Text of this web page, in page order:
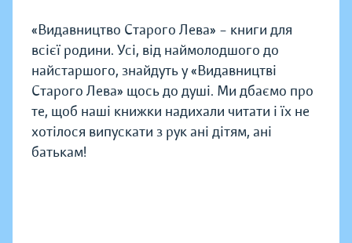
«Видавництво Старого Лева» – книги для
всієї родини. Усі, від наймолодшого до
найстаршого, знайдуть у «Видавництві
Старого Лева» щось до душі. Ми дбаємо про
те, щоб наші книжки надихали читати і їх не
хотілося випускати з рук ані дітям, ані
батькам!